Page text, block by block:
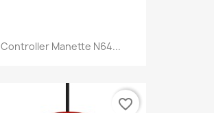
Controller Manette N64...
favorite_border